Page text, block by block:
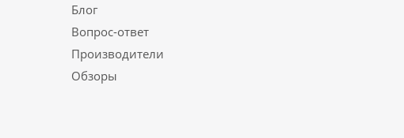
Блог
Вопрос-ответ
Производители
Обзоры